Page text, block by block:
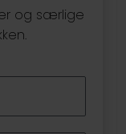
og særlige